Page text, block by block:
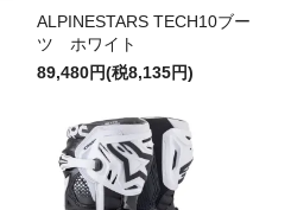
ALPINESTARS TECH10ブー
ツ ホワイト
89,480円(税8,135円)